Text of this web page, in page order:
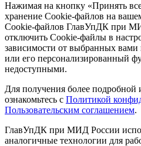
Нажимая на кнопку «Принять
хранение Cookie-файлов на
Cookie-файлов ГлавУпДК при
отключить Cookie-файлы в
зависимости от выбранных вами
или его персонализированный
недоступными.
Для получения более
ознакомьтесь с Политикой
Пользовательским соглашением.
ГлавУпДК при МИД России
аналогичные технологии для